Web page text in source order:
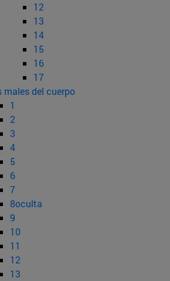
12
13
14
15
16
17
males del cuerpo
1
2
3
4
5
6
7
8oculta
9
10
11
12
13